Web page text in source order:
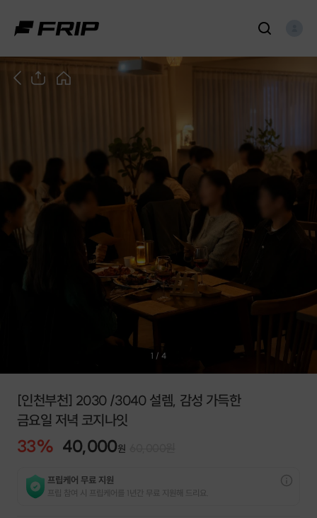
1 / 4
[인천부천] 2030 /3040 설렘, 감성 가득한
금요일 저녁 코지나잇
33% 40,000원
프립케어 무료 지원
프립 참여 시 프립케어를 1년간 무료 지원해 드리요.